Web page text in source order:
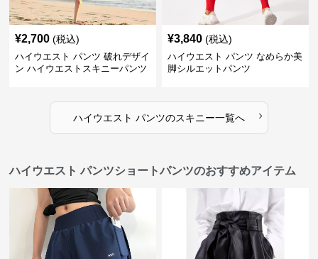
¥2,700 (税込)
ハイウエスト パンツ 破れデザイ
ン ハイウエストスキニーパンツ
¥3,840 (税込)
ハイウエスト パンツ なめらか美
脚シルエットパンツ
ハイウエスト パンツのスキニー一覧へ ›
ハイウエスト パンツショートパンツのおすすめアイテム